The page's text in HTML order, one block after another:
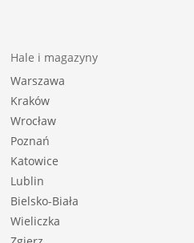
Hale i magazyny
Warszawa
Kraków
Wrocław
Poznań
Katowice
Lublin
Bielsko-Biała
Wieliczka